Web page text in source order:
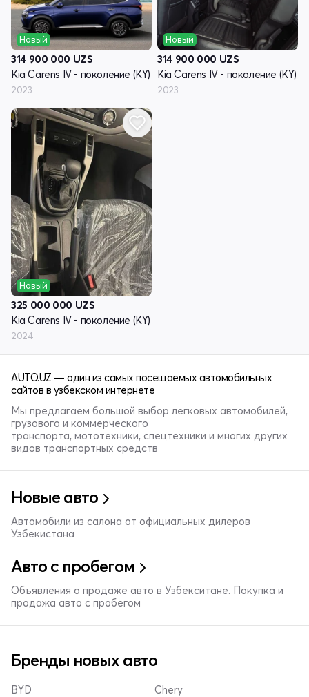
Новый
314 900 000 UZS
Kia Carens IV - поколение (KY)
2023
Новый
314 900 000 UZS
Kia Carens IV - поколение (KY)
2023
Новый
325 000 000 UZS
Kia Carens IV - поколение (KY)
2024
AUTO.UZ — один из самых посещаемых автомобильных
сайтов в узбекском интернете
Мы предлагаем большой выбор легковых автомобилей,
грузового и коммерческого
транспорта, мототехники, спецтехники и многих других
видов транспортных средств
Новые авто
Автомобили из салона от официальных дилеров
Узбекистана
Авто с пробегом
Объявления о продаже авто в Узбекситане. Покупка и
продажа авто с пробегом
Бренды новых авто
BYD Chery